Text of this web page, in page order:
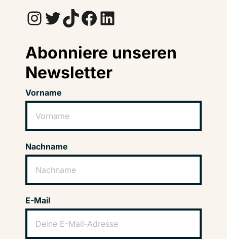
InstagramTwitter TikTok Facebook LinkedIn
Abonniere unseren
Newsletter
Vorname
Nachname
E-Mail